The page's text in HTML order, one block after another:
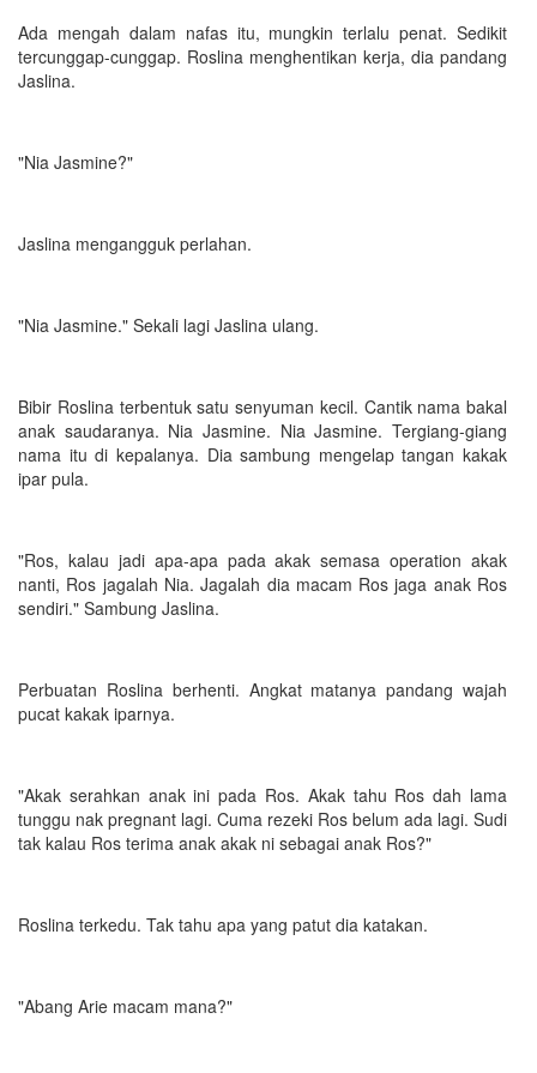
Ada mengah dalam nafas itu, mungkin terlalu penat. Sedikit
tercunggap-cunggap. Roslina menghentikan kerja, dia pandang
Jaslina.
"Nia Jasmine?"
Jaslina mengangguk perlahan.
"Nia Jasmine." Sekali lagi Jaslina ulang.
Bibir Roslina terbentuk satu senyuman kecil. Cantik nama bakal
anak saudaranya. Nia Jasmine. Nia Jasmine. Tergiang-giang
nama itu di kepalanya. Dia sambung mengelap tangan kakak
ipar pula.
"Ros, kalau jadi apa-apa pada akak semasa operation akak
nanti, Ros jagalah Nia. Jagalah dia macam Ros jaga anak Ros
sendiri." Sambung Jaslina.
Perbuatan Roslina berhenti. Angkat matanya pandang wajah
pucat kakak iparnya.
"Akak serahkan anak ini pada Ros. Akak tahu Ros dah lama
tunggu nak pregnant lagi. Cuma rezeki Ros belum ada lagi. Sudi
tak kalau Ros terima anak akak ni sebagai anak Ros?"
Roslina terkedu. Tak tahu apa yang patut dia katakan.
"Abang Arie macam mana?"